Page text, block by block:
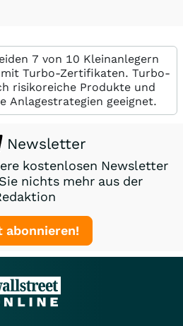
7 von 10 Kleinanlegern
Turbo-Zertifikaten. Turbo-
risikoreiche Produkte und
Anlagestrategien geeignet.
Newsletter
kostenlosen Newsletter
nichts mehr aus der
abonnieren!